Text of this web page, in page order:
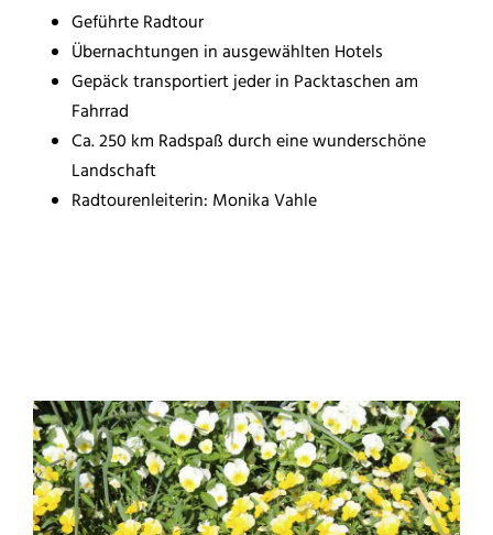
Geführte Radtour
Übernachtungen in ausgewählten Hotels
Gepäck transportiert jeder in Packtaschen am
Fahrrad
Ca. 250 km Radspaß durch eine wunderschöne
Landschaft
Radtourenleiterin: Monika Vahle